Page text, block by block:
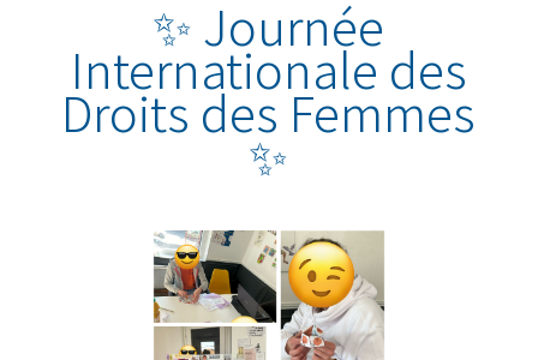
✨ Journée
Internationale des
Droits des Femmes
✨